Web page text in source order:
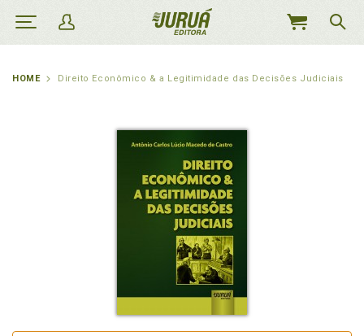
MEU
HOME Direito Econômico & a Legitimidade das Decisões Judiciais